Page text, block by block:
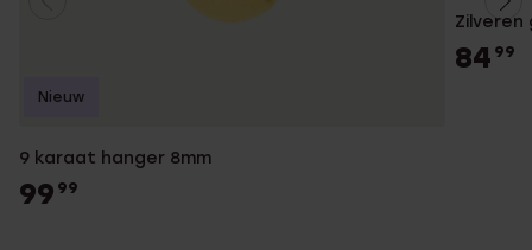
9 karaat hanger 8mm
99 99
Nieuw
84 99